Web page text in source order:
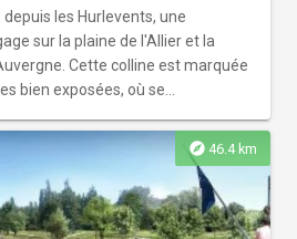
les Hurlevents, une
sur la plaine de l'Allier et la
Cette colline est marquée
bien exposées, où se
explore 46.4 km